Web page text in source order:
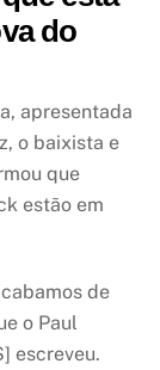
do
apresentada
o baixista e
que
estão em
de
o Paul
escreveu.